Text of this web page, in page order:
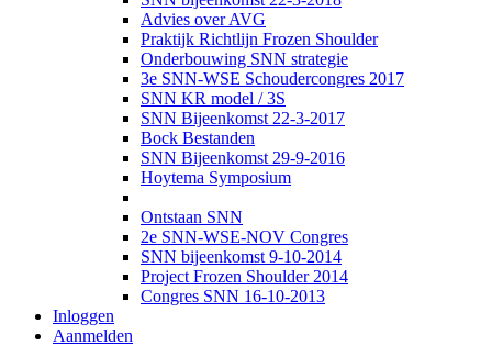
Advies over AVG
Praktijk Richtlijn Frozen Shoulder
Onderbouwing SNN strategie
3e SNN-WSE Schoudercongres 2017
SNN KR model / 3S
SNN Bijeenkomst 22-3-2017
Bock Bestanden
SNN Bijeenkomst 29-9-2016
Hoytema Symposium
Ontstaan SNN
2e SNN-WSE-NOV Congres
SNN bijeenkomst 9-10-2014
Project Frozen Shoulder 2014
Congres SNN 16-10-2013
Inloggen
Aanmelden